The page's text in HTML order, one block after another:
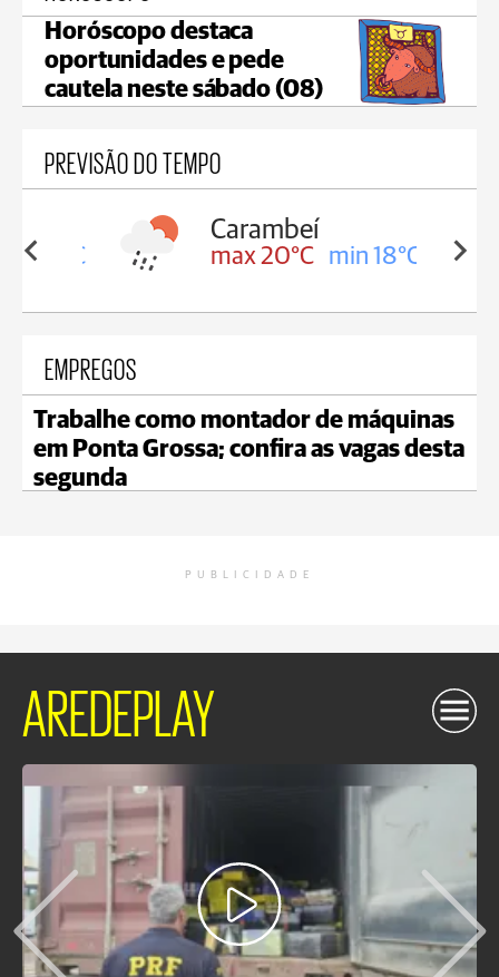
Horóscopo destaca
oportunidades e pede
cautela neste sábado (08)
PREVISÃO DO TEMPO
18°C
Carambeí
max 20°C min 18°C
EMPREGOS
Trabalhe como montador de máquinas
em Ponta Grossa; confira as vagas desta
segunda
PUBLICIDADE
AREDEPLAY